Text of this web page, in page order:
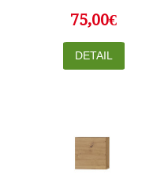
75,00€
DETAIL